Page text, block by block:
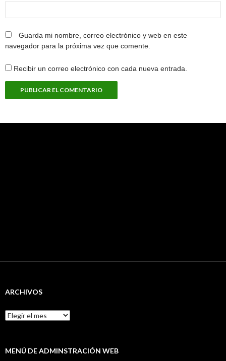
Guarda mi nombre, correo electrónico y web en este
navegador para la próxima vez que comente.
Recibir un correo electrónico con cada nueva entrada.
ARCHIVOS
Archivos
MENÚ DE ADMINSTRACIÓN WEB